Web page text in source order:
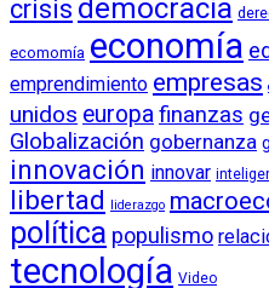
crisis democracia
ecomomía economía
emprendimiento empresas
unidos europafinanzas
Globalización gobernanza
innovación innovar
libertad liderazgo
política populismo
tecnología Video